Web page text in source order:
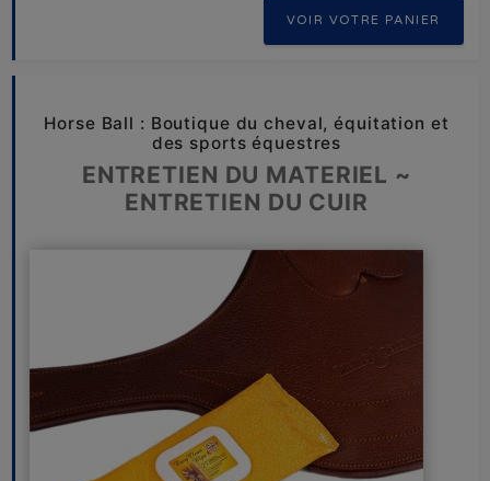
VOIR VOTRE PANIER
Horse Ball : Boutique du cheval, équitation et
des sports équestres
ENTRETIEN DU MATERIEL ~
ENTRETIEN DU CUIR